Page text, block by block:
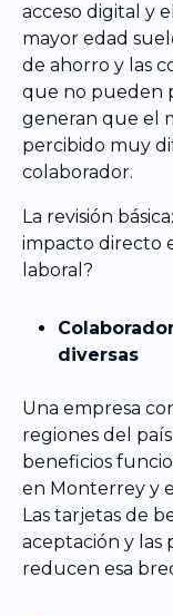
acceso digital y
mayor edad
de ahorro y las
que no pueden
generan que el
percibido muy
colaborador.
La revisión
impacto directo
laboral?
diversas
Una empresa
regiones del
beneficios
en Monterrey y
Las tarjetas de
aceptación y las
reducen esa